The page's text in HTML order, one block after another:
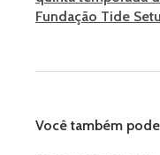
Fundação Tide
Você também